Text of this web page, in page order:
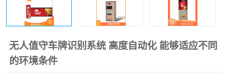
无人值守车牌识别系统 高度自动化 能够适应不同
的环境条件